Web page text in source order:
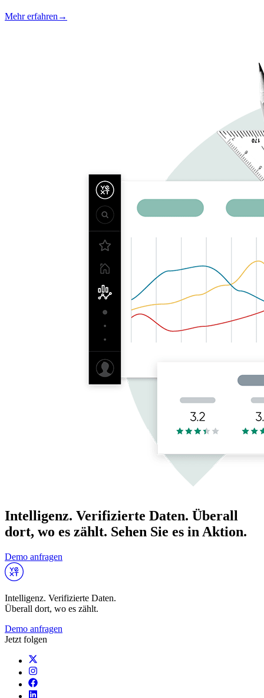
Mehr erfahren →
Intelligenz. Verifizierte Daten. Überall
dort, wo es zählt. Sehen Sie es in Aktion.
Demo anfragen
Intelligenz. Verifizierte Daten.
Überall dort, wo es zählt.
Demo anfragen
Jetzt folgen